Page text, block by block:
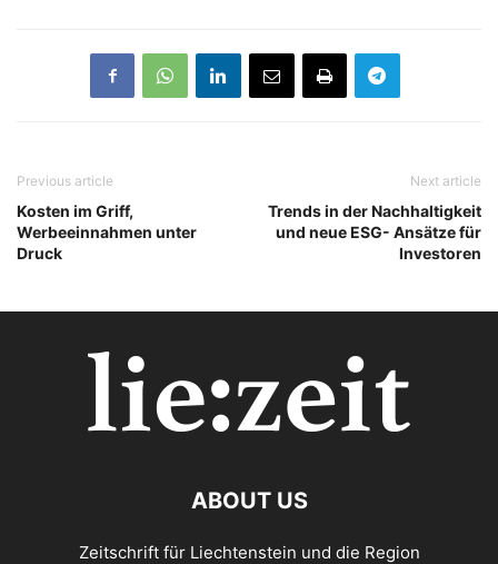
Previous article
Kosten im Griff,
Werbeeinnahmen unter
Druck
Next article
Trends in der Nachhaltigkeit
und neue ESG- Ansätze für
Investoren
ABOUT US
Zeitschrift für Liechtenstein und die Region